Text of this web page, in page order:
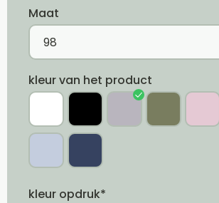
Maat
kleur van het product
kleur opdruk*